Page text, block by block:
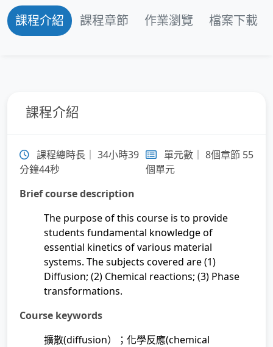
第 7 章：Chemical Recation
課程介紹 課程章節 作業瀏覽 檔案下載
課程介紹
課程總時長｜ 34小時39
分鐘44秒
單元數｜ 8個章節 55
個單元
Brief course description
The purpose of this course is to provide
students fundamental knowledge of
essential kinetics of various material
systems. The subjects covered are (1)
Diffusion; (2) Chemical reactions; (3) Phase
transformations.
Course keywords
擴散(diffusion）；化學反應(chemical